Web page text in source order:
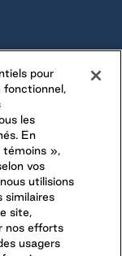
pour
fonctionnel,
les
En
témoins »,
vos
utilisions
similaires
site,
nos efforts
usagers